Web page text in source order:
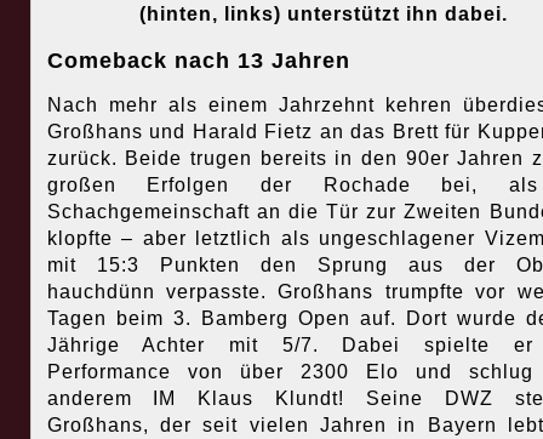
(hinten, links) unterstützt ihn dabei.
Comeback nach 13 Jahren
Nach mehr als einem Jahrzehnt kehren
Großhans und Harald Fietz an das Brett für
zurück. Beide trugen bereits in den 90er Jahren
großen Erfolgen der Rochade bei,
Schachgemeinschaft an die Tür zur Zweiten
klopfte – aber letztlich als ungeschlagener
mit 15:3 Punkten den Sprung aus der
hauchdünn verpasste. Großhans trumpfte vor
Tagen beim 3. Bamberg Open auf. Dort wurde
Jährige Achter mit 5/7. Dabei spielte er
Performance von über 2300 Elo und schlug
anderem IM Klaus Klundt! Seine DWZ
Großhans, der seit vielen Jahren in Bayern